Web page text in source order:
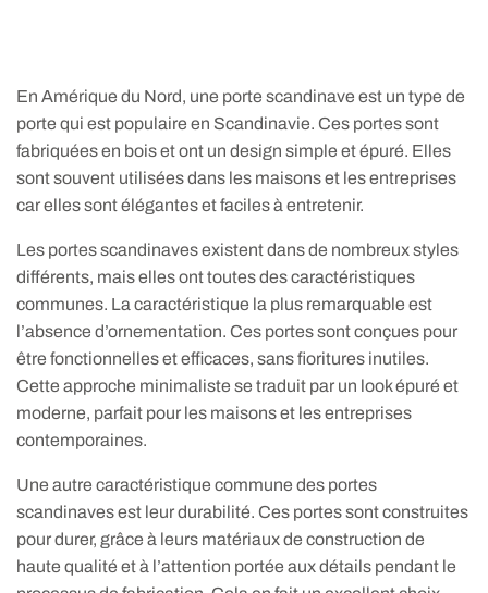
En Amérique du Nord, une porte scandinave est un type de
porte qui est populaire en Scandinavie. Ces portes sont
fabriquées en bois et ont un design simple et épuré. Elles
sont souvent utilisées dans les maisons et les entreprises
car elles sont élégantes et faciles à entretenir.
Les portes scandinaves existent dans de nombreux styles
différents, mais elles ont toutes des caractéristiques
communes. La caractéristique la plus remarquable est
l’absence d’ornementation. Ces portes sont conçues pour
être fonctionnelles et efficaces, sans fioritures inutiles.
Cette approche minimaliste se traduit par un look épuré et
moderne, parfait pour les maisons et les entreprises
contemporaines.
Une autre caractéristique commune des portes
scandinaves est leur durabilité. Ces portes sont construites
pour durer, grâce à leurs matériaux de construction de
haute qualité et à l’attention portée aux détails pendant le